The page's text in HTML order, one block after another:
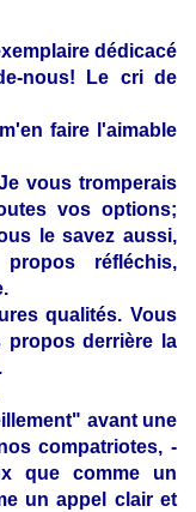
dédicacé
nous! Le cri de
faire l'aimable
vous tromperais
vos options;
le savez aussi,
réfléchis,
qualités. Vous
propos derrière la
avant une
compatriotes, -
que comme un
un appel clair et